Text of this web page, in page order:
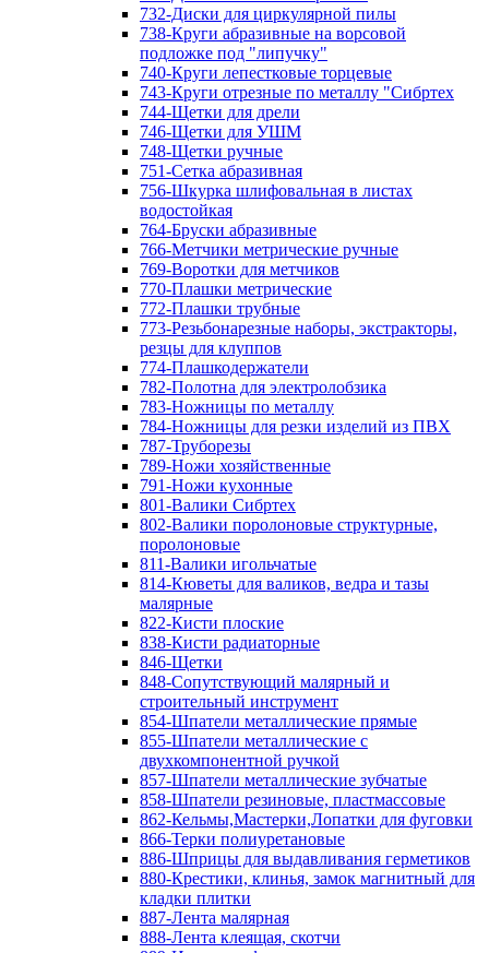
732-Диски для циркулярной пилы
738-Круги абразивные на ворсовой
подложке под "липучку"
740-Круги лепестковые торцевые
743-Круги отрезные по металлу "Сибртех
744-Щетки для дрели
746-Щетки для УШМ
748-Щетки ручные
751-Сетка абразивная
756-Шкурка шлифовальная в листах
водостойкая
764-Бруски абразивные
766-Метчики метрические ручные
769-Воротки для метчиков
770-Плашки метрические
772-Плашки трубные
773-Резьбонарезные наборы, экстракторы,
резцы для клуппов
774-Плашкодержатели
782-Полотна для электролобзика
783-Ножницы по металлу
784-Ножницы для резки изделий из ПВХ
787-Труборезы
789-Ножи хозяйственные
791-Ножи кухонные
801-Валики Сибртех
802-Валики поролоновые структурные,
поролоновые
811-Валики игольчатые
814-Кюветы для валиков, ведра и тазы
малярные
822-Кисти плоские
838-Кисти радиаторные
846-Щетки
848-Сопутствующий малярный и
строительный инструмент
854-Шпатели металлические прямые
855-Шпатели металлические с
двухкомпонентной ручкой
857-Шпатели металлические зубчатые
858-Шпатели резиновые, пластмассовые
862-Кельмы,Мастерки,Лопатки для фуговки
866-Терки полиуретановые
886-Шприцы для выдавливания герметиков
880-Крестики, клинья, замок магнитный для
кладки плитки
887-Лента малярная
888-Лента клеящая, скотчи